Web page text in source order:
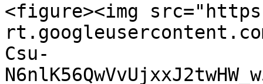
<figure><img
Csu-